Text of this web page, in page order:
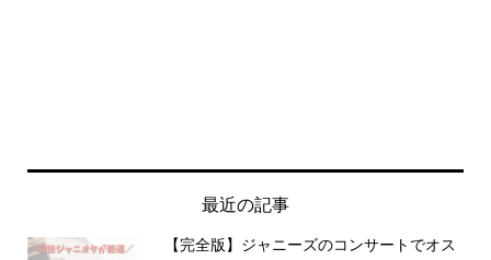
最近の記事
【完全版】ジャニーズのコンサートでオス